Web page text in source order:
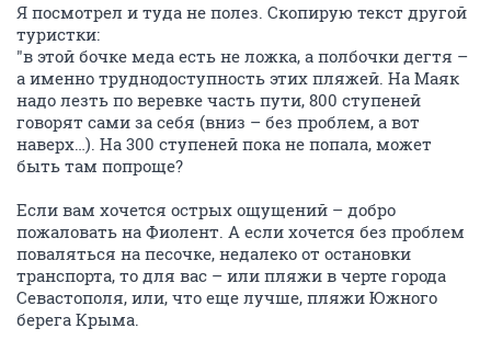
Я посмотрел и туда не полез. Скопирую текст другой
туристки:
"в этой бочке меда есть не ложка, а полбочки дегтя –
а именно труднодоступность этих пляжей. На Маяк
надо лезть по веревке часть пути, 800 ступеней
говорят сами за себя (вниз – без проблем, а вот
наверх…). На 300 ступеней пока не попала, может
быть там попроще?
Если вам хочется острых ощущений – добро
пожаловать на Фиолент. А если хочется без проблем
поваляться на песочке, недалеко от остановки
транспорта, то для вас – или пляжи в черте города
Севастополя, или, что еще лучше, пляжи Южного
берега Крыма.